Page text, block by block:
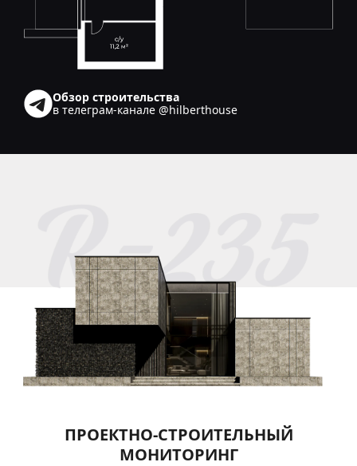
Обзор строительства
в телеграм-канале @hilberthouse
ПРОЕКТНО-СТРОИТЕЛЬНЫЙ
МОНИТОРИНГ